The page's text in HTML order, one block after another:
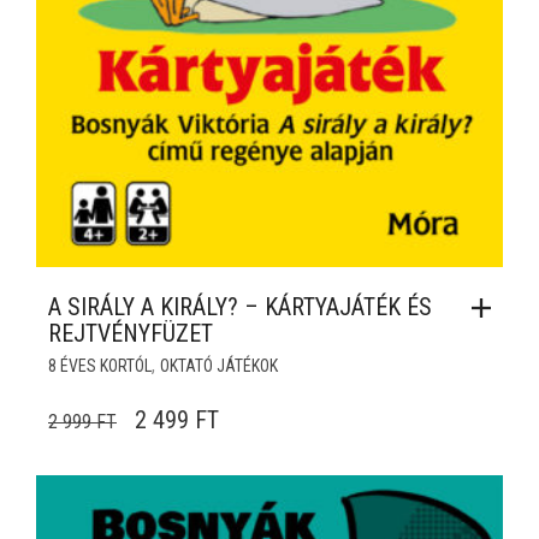
A SIRÁLY A KIRÁLY? – KÁRTYAJÁTÉK ÉS
REJTVÉNYFÜZET
8 ÉVES KORTÓL, OKTATÓ JÁTÉKOK
2 999FT ORIGINAL PRICE WAS: 2 999 FT.
2 499 FTCURRENT PRICE IS: 2 499 FT.